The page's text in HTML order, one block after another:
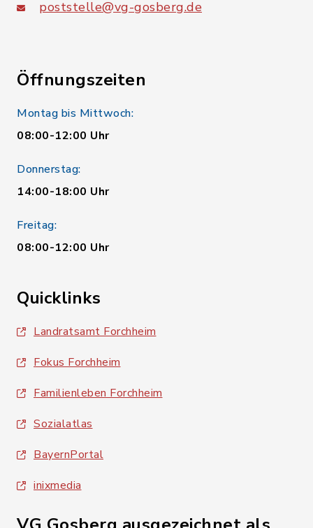
poststelle@vg-gosberg.de
Öffnungszeiten
Montag bis Mittwoch:
08:00-12:00 Uhr
Donnerstag:
14:00-18:00 Uhr
Freitag:
08:00-12:00 Uhr
Quicklinks
Landratsamt Forchheim
Fokus Forchheim
Familienleben Forchheim
Sozialatlas
BayernPortal
inixmedia